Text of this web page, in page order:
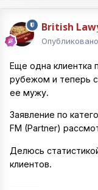
British
Опубликовано
Еще одна клиентка
рубежом и теперь
ее мужу.
Заявление по
FM (Partner)
Делюсь
клиентов.